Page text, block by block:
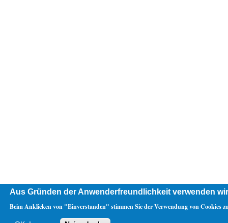
Aus Gründen der Anwenderfreundlichkeit verwenden
Beim Anklicken von "Einverstanden" stimmen Sie der Verwendung von Cookies